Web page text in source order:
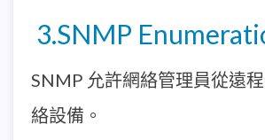
3.SNMP
SNMP 允許網絡管理員從遠
絡設備。